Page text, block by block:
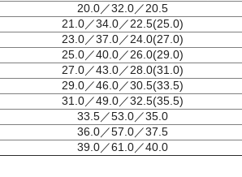
20.0／32.0／20.5
21.0／34.0／22.5(25.0)
23.0／37.0／24.0(27.0)
25.0／40.0／26.0(29.0)
27.0／43.0／28.0(31.0)
29.0／46.0／30.5(33.5)
31.0／49.0／32.5(35.5)
33.5／53.0／35.0
36.0／57.0／37.5
39.0／61.0／40.0